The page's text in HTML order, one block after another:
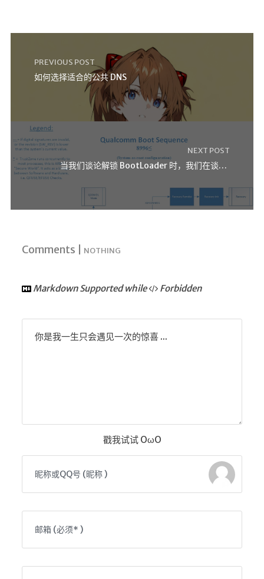
PREVIOUS POST
如何选择适合的公共 DNS
NEXT POST
当我们谈论解锁 BootLoader 时，我们在谈论什么？
Comments | NOTHING
Markdown Supported while Forbidden
你是我一生只会遇见一次的惊喜 ...
戳我试试 OωO